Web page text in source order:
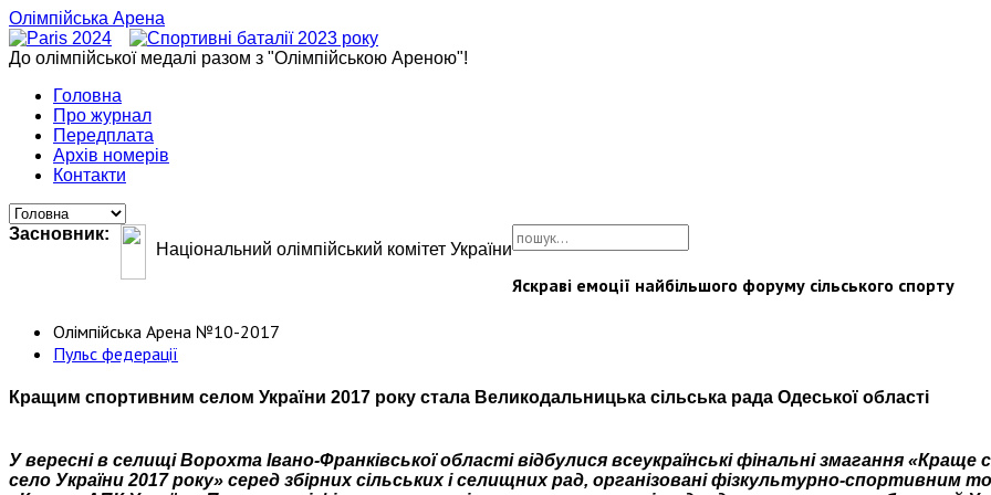
Олімпійська Арена
До олімпійської медалі разом з "Олімпійською Ареною"!
Головна
Про журнал
Передплата
Архів номерів
Контакти
Засновник:
Національний олімпійський комітет України
Яскраві емоції найбільшого форуму сільського спорту
Олімпійська Арена №10-2017
Пульс федерації
Кращим спортивним селом України 2017 року стала Великодальницька сільська рада Одеської області
У вересні в селищі Ворохта Івано-Франківської області відбулися всеукраїнські фінальні змагання
село України 2017 року» серед збірних сільських і селищних рад, організовані фізкультурно-спортивним